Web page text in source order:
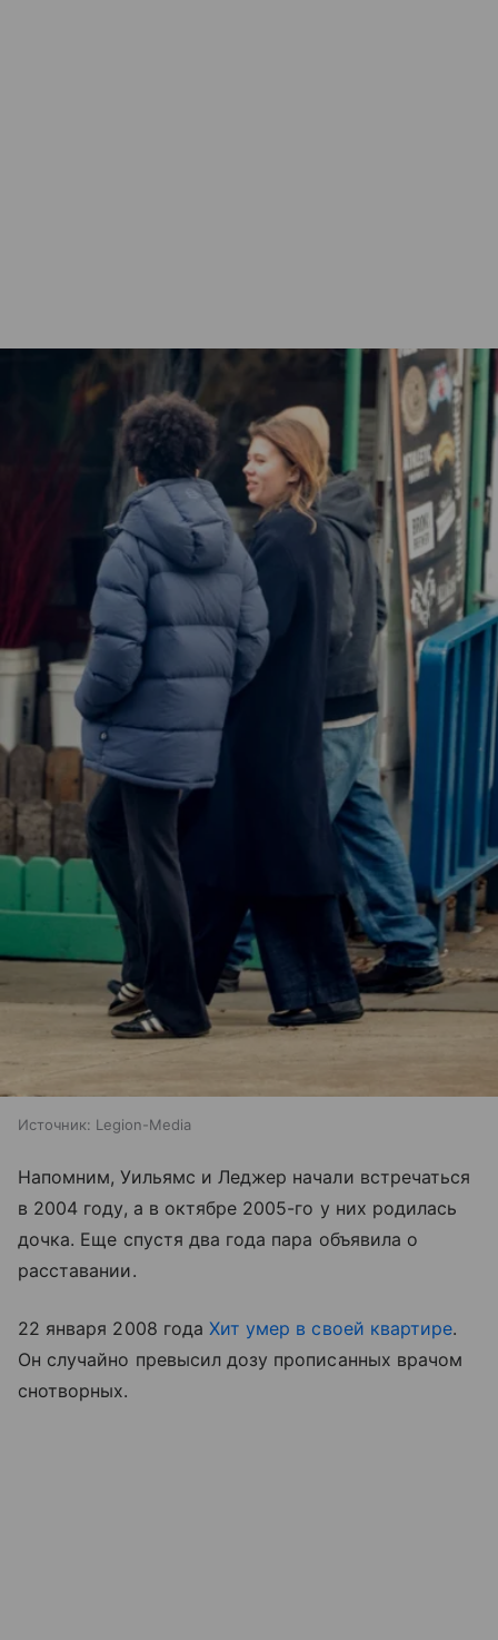
Источник: Legion-Media
Напомним, Уильямс и Леджер начали встречаться
в 2004 году, а в октябре 2005-го у них родилась
дочка. Еще спустя два года пара объявила о
расставании.
22 января 2008 года Хит умер в своей квартире.
Он случайно превысил дозу прописанных врачом
снотворных.